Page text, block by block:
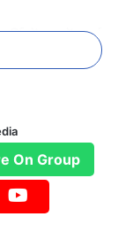
केंद्र में आई
पंपों पर ईंधन
पेट्रोल पंप,
नकुलनार का
जमावड़ा
का युगांत फ्यूल
On Group